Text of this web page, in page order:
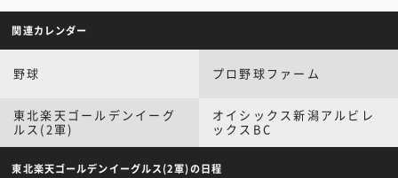
関連カレンダー
野球 プロ野球ファーム
東北楽天ゴールデンイーグ
ルス(2軍)
オイシックス新潟アルビレ
ックスBC
東北楽天ゴールデンイーグルス(2軍)の日程